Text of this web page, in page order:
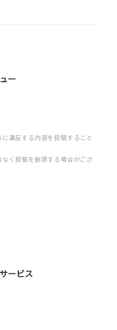
ー
違反する内容を投稿すること
く投稿を削除する場合がござ
ービス